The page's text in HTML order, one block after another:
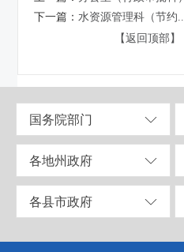
下一篇： 水资源管理科（节约...
【返回顶部】
国务院部门
各地州政府
各县市政府